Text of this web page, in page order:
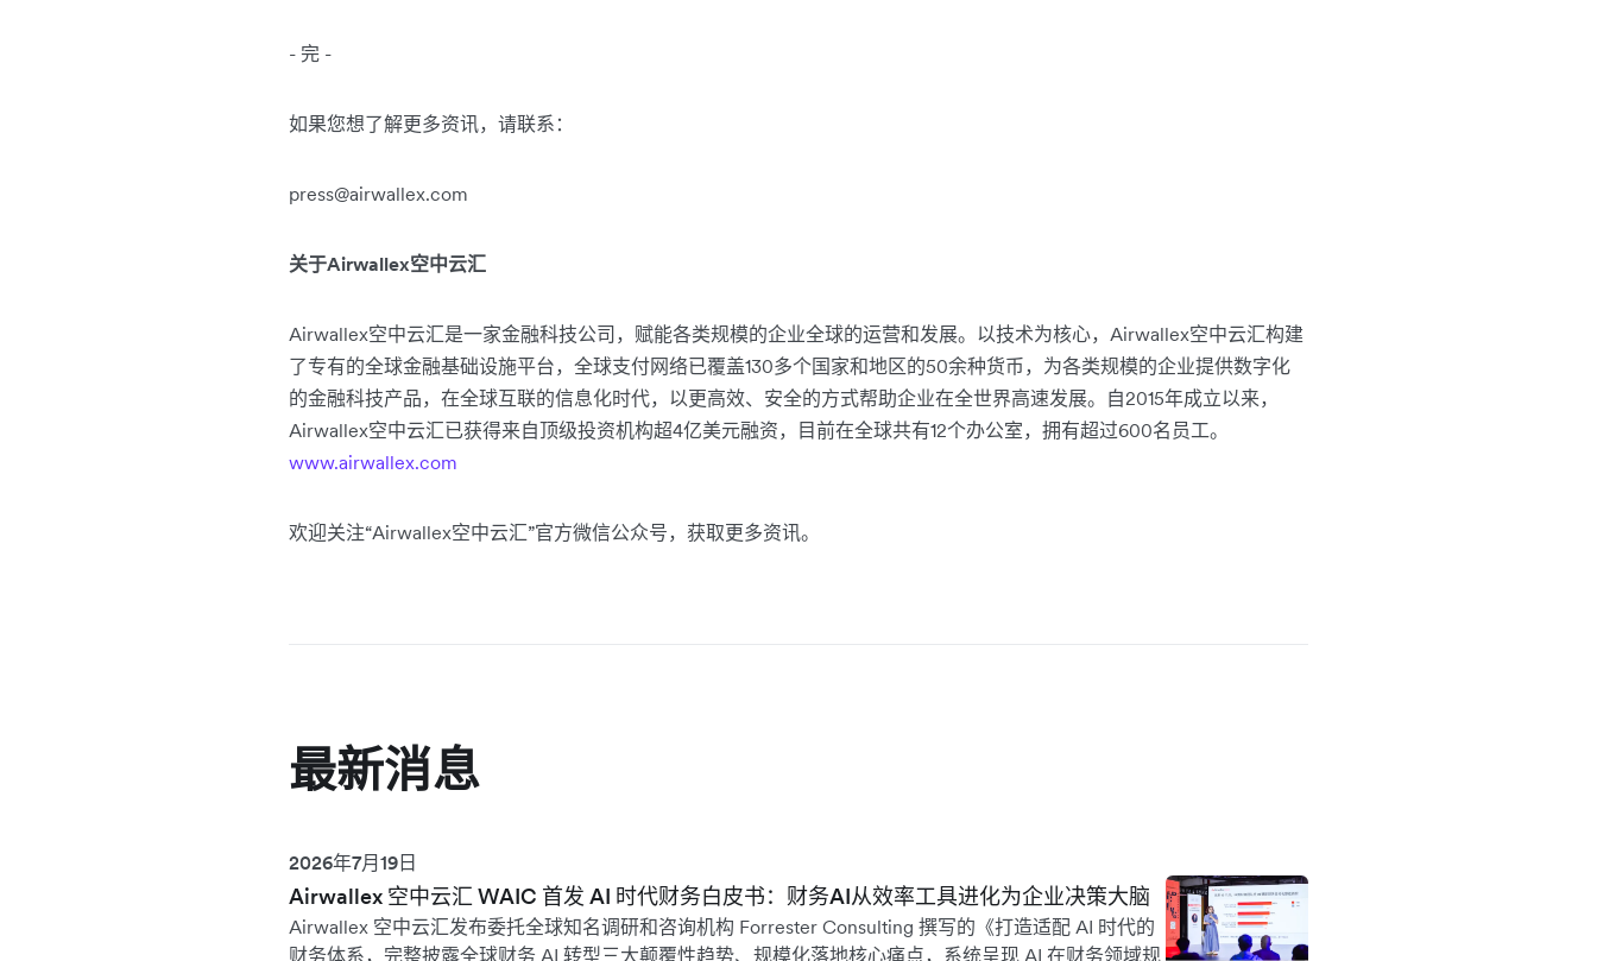
- 完 -
如果您想了解更多资讯，请联系：
press@airwallex.com
关于Airwallex空中云汇
Airwallex空中云汇是一家金融科技公司，赋能各类规模的企业全球的运营和发展。以技术为核心，Airwallex空中云汇构建
了专有的全球金融基础设施平台，全球支付网络已覆盖130多个国家和地区的50余种货币，为各类规模的企业提供数字化
的金融科技产品，在全球互联的信息化时代，以更高效、安全的方式帮助企业在全世界高速发展。自2015年成立以来，
Airwallex空中云汇已获得来自顶级投资机构超4亿美元融资，目前在全球共有12个办公室，拥有超过600名员工。
www.airwallex.com
欢迎关注“Airwallex空中云汇”官方微信公众号，获取更多资讯。
最新消息
2026年7月19日
Airwallex 空中云汇 WAIC 首发 AI 时代财务白皮书：财务AI从效率工具进化为企业决策大脑
Airwallex 空中云汇发布委托全球知名调研和咨询机构 Forrester Consulting 撰写的《打造适配 AI 时代的
财务体系，完整披露全球财务 AI 转型三大颠覆性趋势、规模化落地核心痛点，系统呈现 AI 在财务领域规